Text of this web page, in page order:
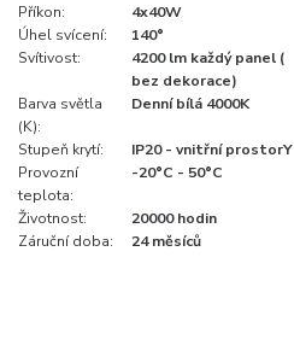
Příkon:
4x40W
Úhel svícení:
140°
Svítivost:
4200 lm každý panel (
bez dekorace)
Barva světla
(K):
Denní bílá 4000K
Stupeň krytí:
IP20 - vnitřní prostorY
Provozní
teplota:
-20°C - 50°C
Životnost:
20000 hodin
Záruční doba:
24 měsíců